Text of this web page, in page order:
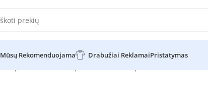
Mūsų Rekomenduojama Drabužiai ReklamaiPristatymas